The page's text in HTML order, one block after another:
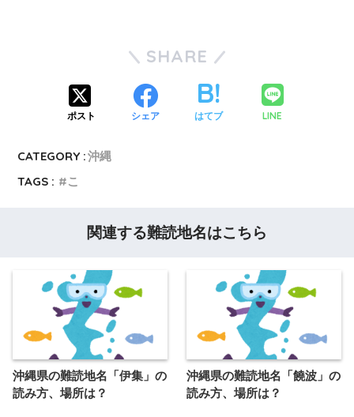
SHARE
ポスト シェア はてブ LINE
CATEGORY :沖縄
TAGS :
こ
関連する難読地名はこちら
沖縄県の難読地名「伊集」の
読み方、場所は？
沖縄県の難読地名「饒波」の
読み方、場所は？